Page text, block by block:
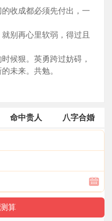
收成都必须先付出，一
再心里软弱，得过且
狠。英勇跨过妨碍，
未来。共勉。
命中贵人 八字合婚